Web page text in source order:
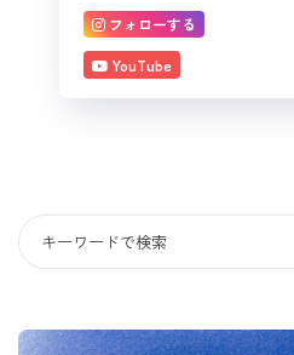
フォローする
YouTube